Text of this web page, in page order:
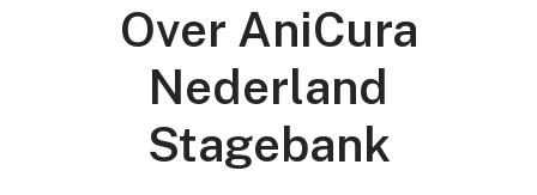
Over AniCura
Nederland
Stagebank